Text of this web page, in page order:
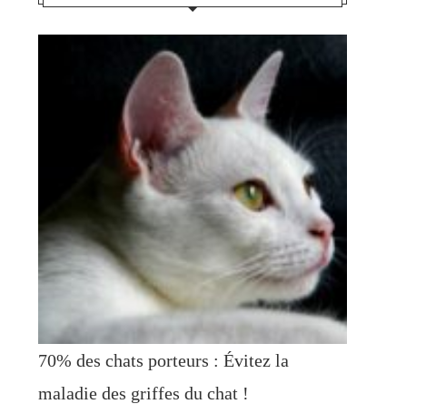
70% des chats porteurs : Évitez la
maladie des griffes du chat !